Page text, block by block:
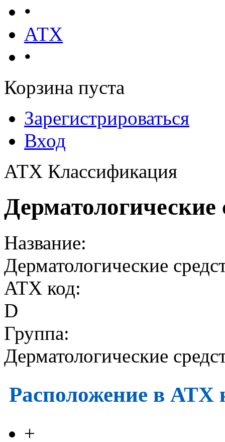
•
АТХ
•
Корзина пуста
Зарегистрироваться
Вход
АТХ Классификация
Дерматологические
Название:
Дерматологические
ATX код:
D
Группа:
Дерматологические
Расположение в АТХ
+